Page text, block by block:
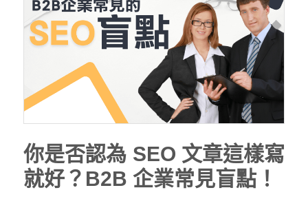
你是否認為 SEO 文章這樣寫
就好？B2B 企業常見盲點！